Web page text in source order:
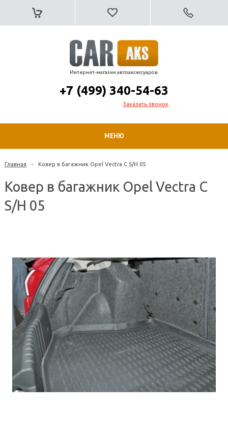
Интернет-магазин автоаксессуаров
+7 (499) 340-54-63
Заказать звонок
МЕНЮ
Главная - Ковер в багажник Opel Vectra С S/H 05
Ковер в багажник Opel Vectra С
S/H 05